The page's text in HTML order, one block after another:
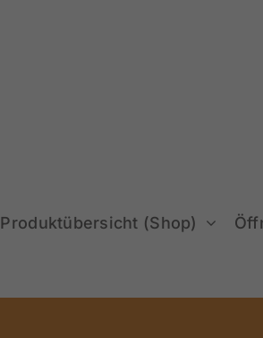
Produktübersicht (Shop)